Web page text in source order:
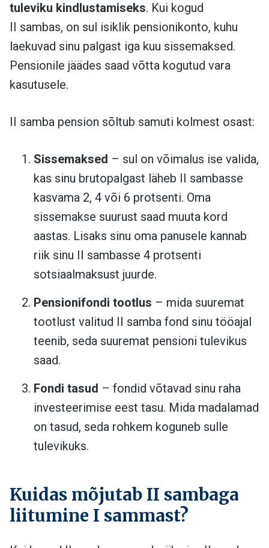
tuleviku kindlustamiseks. Kui kogud
II sambas, on sul isiklik pensionikonto, kuhu
laekuvad sinu palgast iga kuu sissemaksed.
Pensionile jäädes saad võtta kogutud vara
kasutusele.
II samba pension sõltub samuti kolmest osast:
Sissemaksed – sul on võimalus ise valida,
kas sinu brutopalgast läheb II sambasse
kasvama 2, 4 või 6 protsenti. Oma
sissemakse suurust saad muuta kord
aastas. Lisaks sinu oma panusele kannab
riik sinu II sambasse 4 protsenti
sotsiaalmaksust juurde.
Pensionifondi tootlus – mida suuremat
tootlust valitud II samba fond sinu tööajal
teenib, seda suuremat pensioni tulevikus
saad.
Fondi tasud – fondid võtavad sinu raha
investeerimise eest tasu. Mida madalamad
on tasud, seda rohkem koguneb sulle
tulevikuks.
Kuidas mõjutab II sambaga
liitumine I sammast?